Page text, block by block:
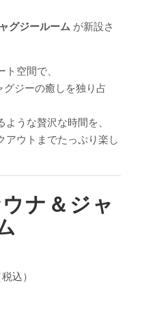
グジールーム が新設さ
空間で、
グジーの癒しを独り占
うな贅沢な時間を、
アウトまでたっぷり楽し
ナ＆ジャ
込）